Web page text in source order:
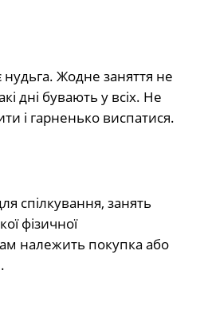
нудьга. Жодне заняття не
дні бувають у всіх. Не
і гарненько виспатися.
спілкування, занять
фізичної
належить покупка або